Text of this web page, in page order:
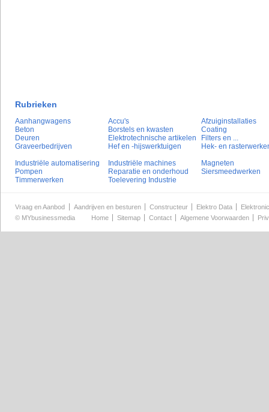
Rubrieken
Aanhangwagens Accu's
Afzuiginstallaties
Beton
Borstels en kwasten
Coating
Deuren
Elektrotechnische artikelen
Filters en ...
Graveerbedrijven
Hef en -hijswerktuigen
Hek- en
Industriële automatisering
Industriële machines
Magneten
Pompen
Reparatie en onderhoud
Siersmeedwerken
Timmerwerken
Toelevering Industrie
Vraag en Aanbod Aandrijven en besturen Constructeur Elektro Data
© MYbusinessmedia Home Sitemap Contact Algemene Voorwaarden